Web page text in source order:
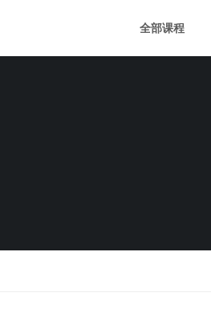
全部课程